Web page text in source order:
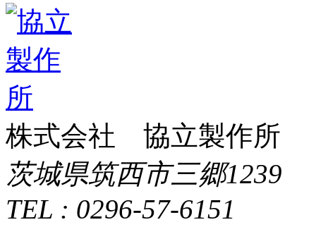
株式会社 協立製作所
茨城県筑西市三郷1239
TEL : 0296-57-6151